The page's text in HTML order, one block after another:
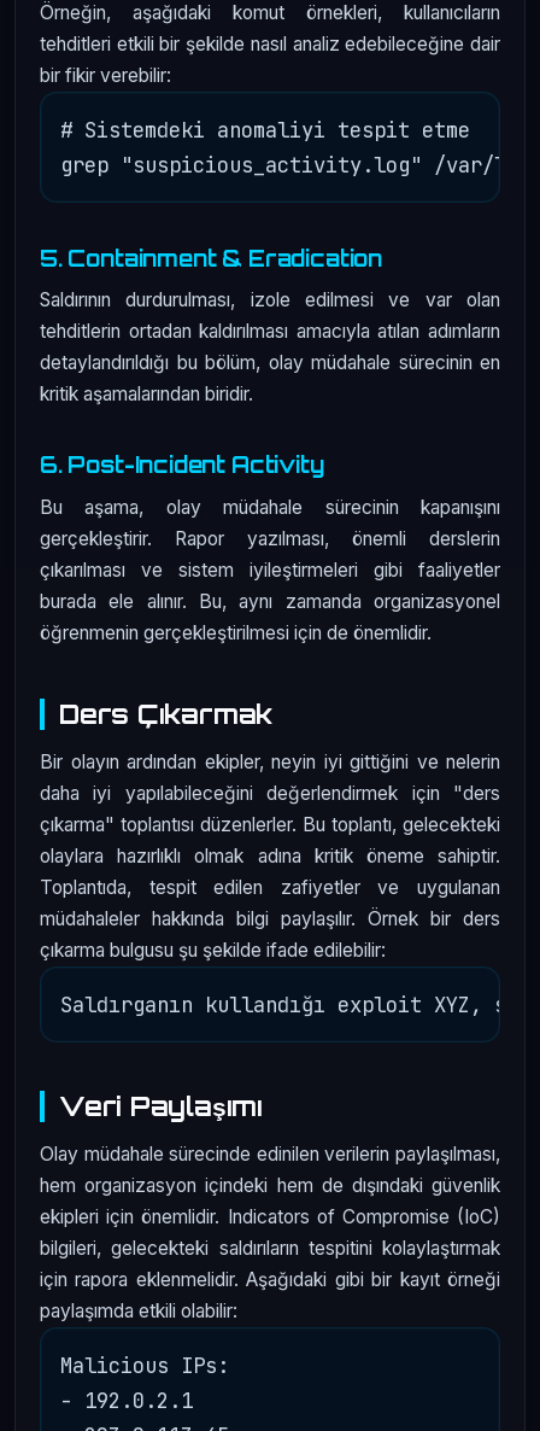
Örneğin, aşağıdaki komut örnekleri, kullanıcıların
tehditleri etkili bir şekilde nasıl analiz edebileceğine dair
bir fikir verebilir:
# Sistemdeki anomaliyi tespit etme
5. Containment & Eradication
Saldırının durdurulması, izole edilmesi ve var olan
tehditlerin ortadan kaldırılması amacıyla atılan adımların
detaylandırıldığı bu bölüm, olay müdahale sürecinin en
kritik aşamalarından biridir.
6. Post-Incident Activity
Bu aşama, olay müdahale sürecinin kapanışını
gerçekleştirir. Rapor yazılması, önemli derslerin
çıkarılması ve sistem iyileştirmeleri gibi faaliyetler
burada ele alınır. Bu, aynı zamanda organizasyonel
öğrenmenin gerçekleştirilmesi için de önemlidir.
Ders Çıkarmak
Bir olayın ardından ekipler, neyin iyi gittiğini ve nelerin
daha iyi yapılabileceğini değerlendirmek için "ders
çıkarma" toplantısı düzenlerler. Bu toplantı, gelecekteki
olaylara hazırlıklı olmak adına kritik öneme sahiptir.
Toplantıda, tespit edilen zafiyetler ve uygulanan
müdahaleler hakkında bilgi paylaşılır. Örnek bir ders
çıkarma bulgusu şu şekilde ifade edilebilir:
Veri Paylaşımı
Olay müdahale sürecinde edinilen verilerin paylaşılması,
hem organizasyon içindeki hem de dışındaki güvenlik
ekipleri için önemlidir. Indicators of Compromise (IoC)
bilgileri, gelecekteki saldırıların tespitini kolaylaştırmak
için rapora eklenmelidir. Aşağıdaki gibi bir kayıt örneği
paylaşımda etkili olabilir:
Malicious IPs:
- 192.0.2.1